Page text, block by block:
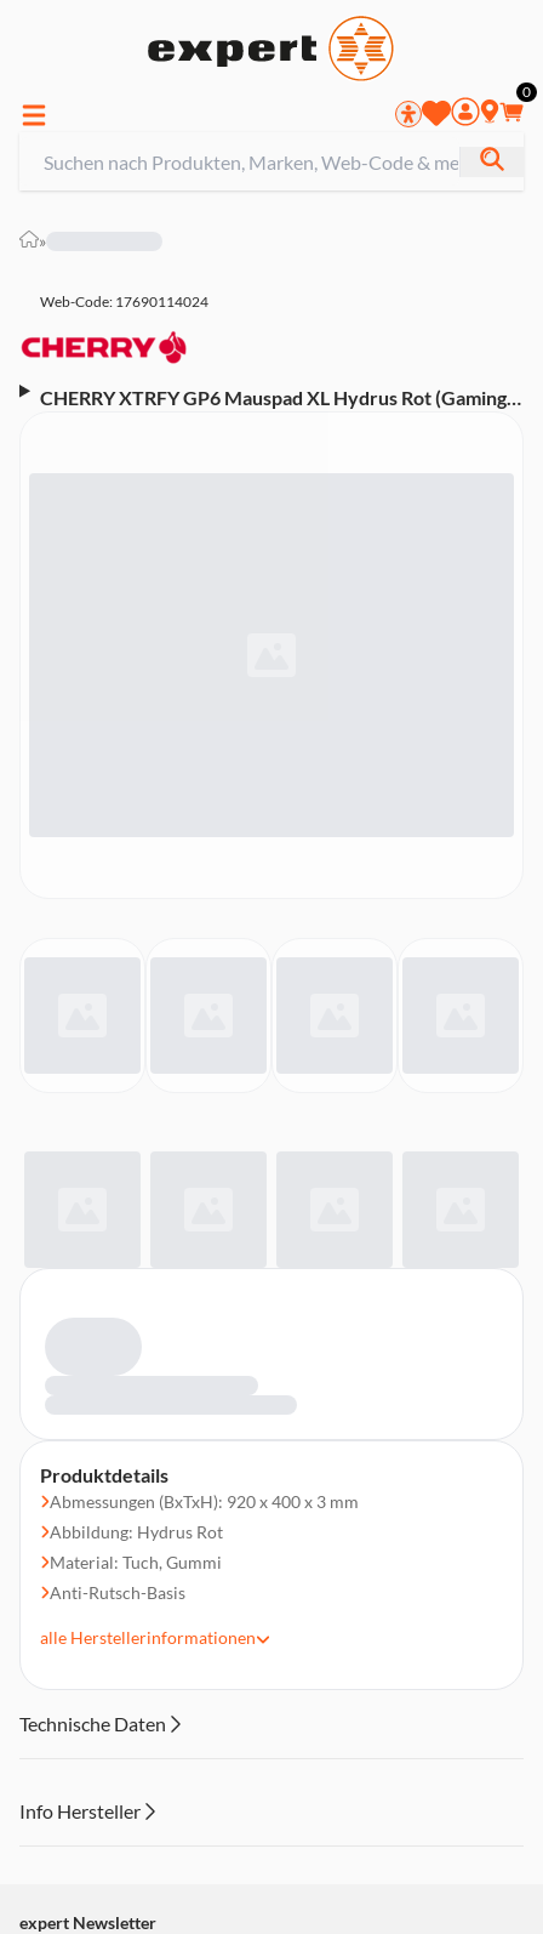
0
»
Web-Code: 17690114024
CHERRY XTRFY GP6 Mauspad XL Hydrus Rot (Gaming,
Produktdetails
Abmessungen (BxTxH): 920 x 400 x 3 mm
Abbildung: Hydrus Rot
Material: Tuch, Gummi
Anti-Rutsch-Basis
Farbe: Mehrfarbig
alle Herstellerinformationen
Technische Daten
Info Hersteller
"Marketing".
expert Newsletter